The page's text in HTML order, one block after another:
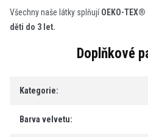
Všechny naše látky splňujíOEKO-
děti do 3 let.
Doplňkové
Kategorie:
Barva velvetu: